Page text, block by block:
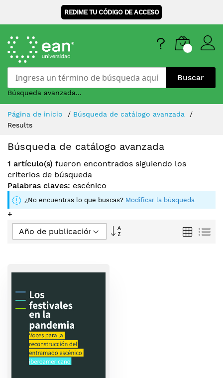
REDIME TU CÓDIGO DE ACCESO
Buscar
Búsqueda avanzada...
Skip
Content
Página de inicio
Búsqueda de catálogo avanzada
Results
Búsqueda de catálogo avanzada
1 artículo(s) fueron encontrados siguiendo los
criterios de búsqueda
Palabras claves: escénico
¿No encuentras lo que buscas? Modificar la búsqueda
+
Fijar
Parrilla